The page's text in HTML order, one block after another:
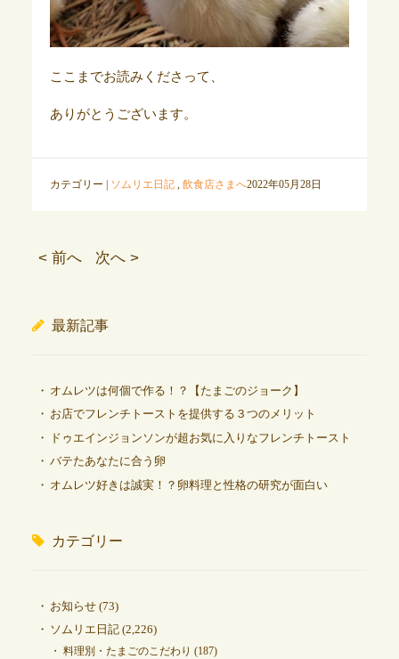
ここまでお読みくださって、
ありがとうございます。
カテゴリー | ソムリエ日記, 飲食店さまへ2022年05月28日
< 前へ 次へ >
最新記事
オムレツは何個で作る！？【たまごのジョーク】
お店でフレンチトーストを提供する３つのメリット
ドゥエインジョンソンが超お気に入りなフレンチトースト
バテたあなたに合う卵
オムレツ好きは誠実！？卵料理と性格の研究が面白い
カテゴリー
お知らせ(73)
ソムリエ日記(2,226)
料理別・たまごのこだわり (187)